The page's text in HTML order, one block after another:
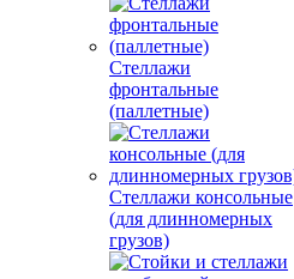
Стеллажи
фронтальные
(паллетные)
Стеллажи консольные
(для длинномерных
грузов)